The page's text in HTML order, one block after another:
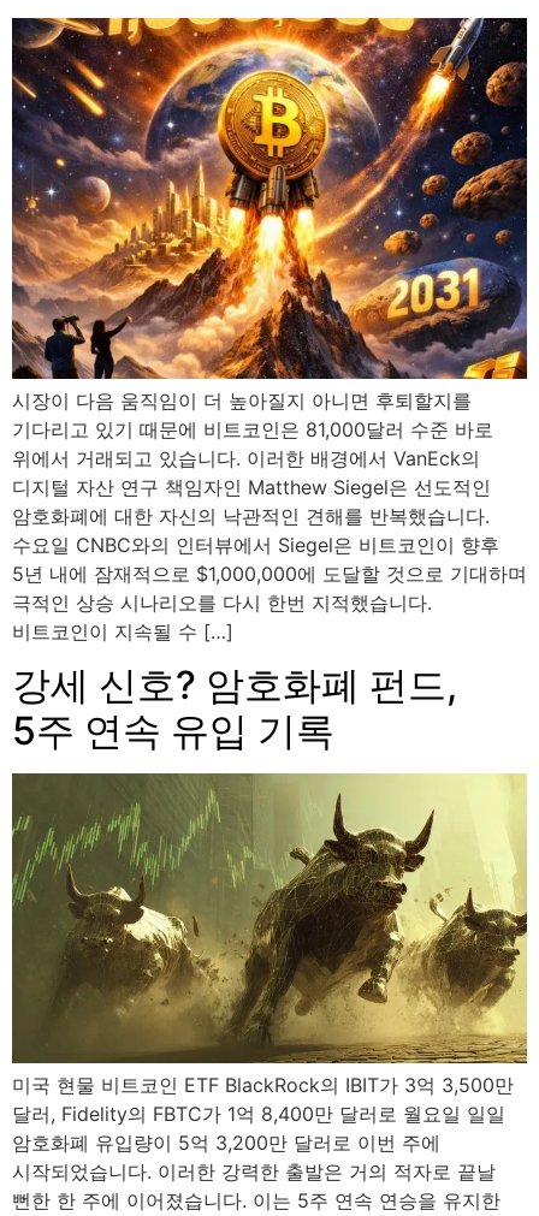
시장이 다음 움직임이 더 높아질지 아니면 후퇴할지를
기다리고 있기 때문에 비트코인은 81,000달러 수준 바로
위에서 거래되고 있습니다. 이러한 배경에서 VanEck의
디지털 자산 연구 책임자인 Matthew Siegel은 선도적인
암호화폐에 대한 자신의 낙관적인 견해를 반복했습니다.
수요일 CNBC와의 인터뷰에서 Siegel은 비트코인이 향후
5년 내에 잠재적으로 $1,000,000에 도달할 것으로 기대하며
극적인 상승 시나리오를 다시 한번 지적했습니다.
비트코인이 지속될 수 […]
강세 신호? 암호화폐 펀드,
5주 연속 유입 기록
미국 현물 비트코인 ETF BlackRock의 IBIT가 3억 3,500만
달러, Fidelity의 FBTC가 1억 8,400만 달러로 월요일 일일
암호화폐 유입량이 5억 3,200만 달러로 이번 주에
시작되었습니다. 이러한 강력한 출발은 거의 적자로 끝날
뻔한 한 주에 이어졌습니다. 이는 5주 연속 연승을 유지한